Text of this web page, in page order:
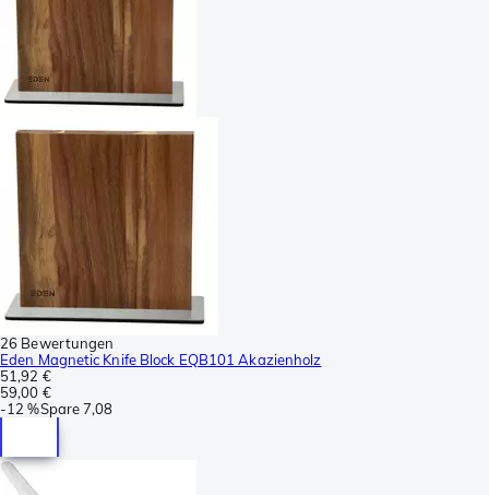
26 Bewertungen
Eden Magnetic Knife Block EQB101 Akazienholz
51,92 €
59,00 €
-12 %Spare7,08